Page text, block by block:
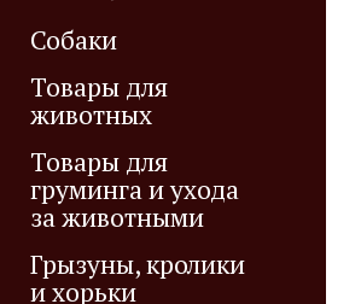
Собаки
Товары для
животных
Товары для
груминга и ухода
за животными
Грызуны, кролики
и хорьки